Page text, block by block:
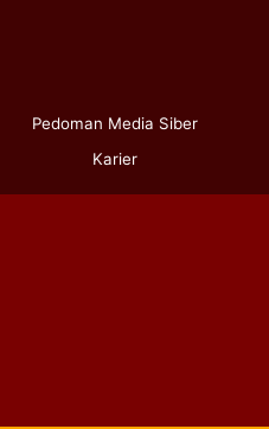
Pedoman Media Siber
Karier